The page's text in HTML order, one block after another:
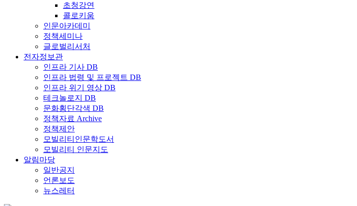
초청강연
콜로키움
인문아카데미
정책세미나
글로벌리서처
전자정보관
인프라 기사 DB
인프라 법령 및 프로젝트 DB
인프라 위기 영상 DB
테크놀로지 DB
문화횡단각색 DB
정책자료 Archive
정책제안
모빌리티인문학도서
모빌리티 인문지도
알림마당
일반공지
언론보도
뉴스레터